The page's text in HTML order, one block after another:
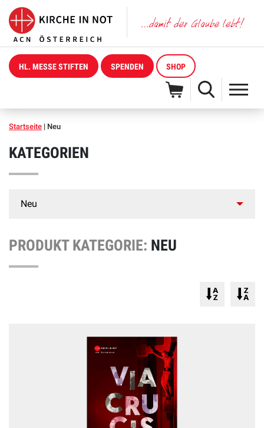
HL. MESSE STIFTEN SPENDEN SHOP
Startseite | Neu
KATEGORIEN
PRODUKT KATEGORIE: NEU